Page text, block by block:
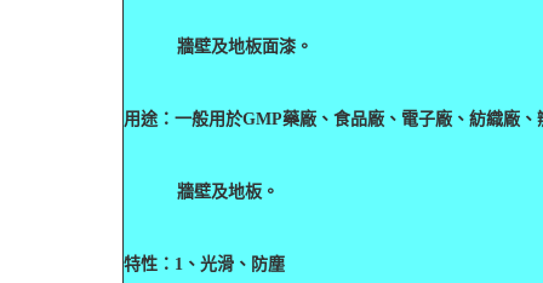
牆壁及地板面漆。
用途：一般用於GMP藥廠、食品廠、電子廠、紡織廠
牆壁及地板。
特性： 1 、光滑、防塵